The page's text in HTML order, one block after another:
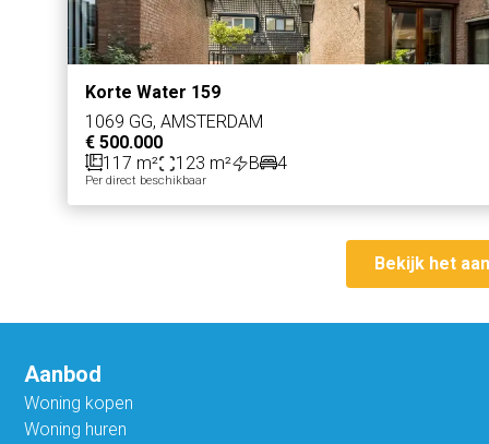
Korte Water 159
1069 GG, AMSTERDAM
€ 500.000
117 m²
123 m² B 4
Per direct beschikbaar
Bekijk het
Aanbod
Woning kopen
Woning huren